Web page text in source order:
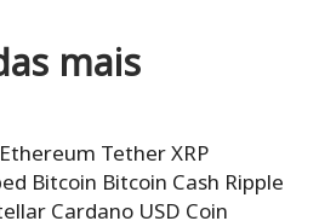
mais
Ethereum TetherXRP
Bitcoin Bitcoin Cash Ripple
Cardano USD Coin